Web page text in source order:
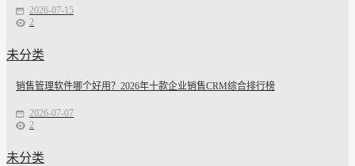
2026-07-15
2
未分类
销售管理软件哪个好用？2026年十款企业销售CRM综合排行榜
2026-07-07
2
未分类